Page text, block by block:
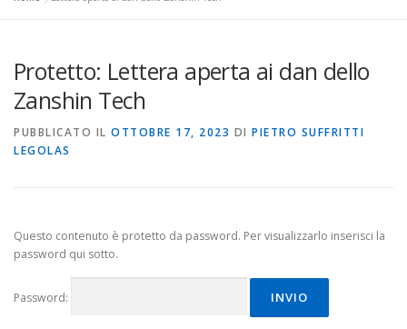
CDCNFNAN PRIVACY
Protetto: Lettera aperta ai dan dello
Zanshin Tech
PUBBLICATO IL OTTOBRE 17, 2023 DI PIETRO SUFFRITTI
LEGOLAS
Questo contenuto è protetto da password. Per visualizzarlo inserisci la
password qui sotto.
Password: